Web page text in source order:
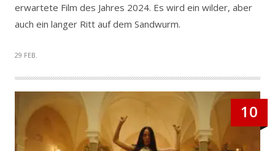
erwartete Film des Jahres 2024. Es wird ein wilder, aber
auch ein langer Ritt auf dem Sandwurm.
29 FEB.
10